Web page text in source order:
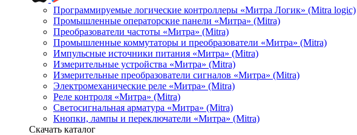
Программируемые логические контроллеры «Митра Логик» (Mitra logic)
Промышленные операторские панели «Митра» (Mitra)
Преобразователи частоты «Митра» (Mitra)
Промышленные коммутаторы и преобразователи «Митра» (Mitra)
Импульсные источники питания «Митра» (Mitra)
Измерительные устройства «Митра» (Mitra)
Измерительные преобразователи сигналов «Митра» (Mitra)
Электромеханические реле «Митра» (Mitra)
Реле контроля «Митра» (Mitra)
Светосигнальная арматура «Митра» (Mitra)
Кнопки, лампы и переключатели «Митра» (Mitra)
Скачать каталог